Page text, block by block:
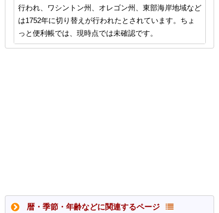
行われ、ワシントン州、オレゴン州、東部海岸地域など
は1752年に切り替えが行われたとされています。ちょ
っと便利帳では、現時点では未確認です。
暦・季節・年齢などに関連するページ